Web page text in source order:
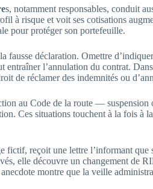
s, notamment responsables, conduit
à risque et voit ses cotisations
pour protéger son portefeuille.
fausse déclaration. Omettre
entraîner l’annulation du contrat.
de réclamer des indemnités ou
au Code de la route —
Ces situations touchent à la fois à
fictif, reçoit une lettre l’informant que
elle découvre un changement de
montre que la veille